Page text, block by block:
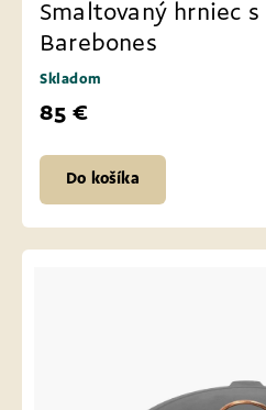
Smaltovaný hrniec
Barebones
Skladom
85 €
Do košíka